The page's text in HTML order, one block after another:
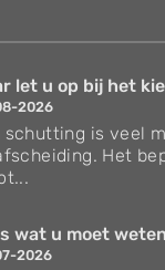
let u op bij het
2026
schutting is veel
Het
wat u moet
2026